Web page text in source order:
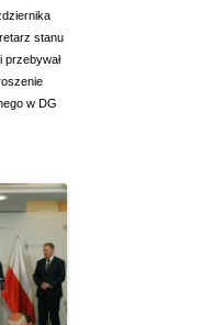
stanu
przebywał
w DG